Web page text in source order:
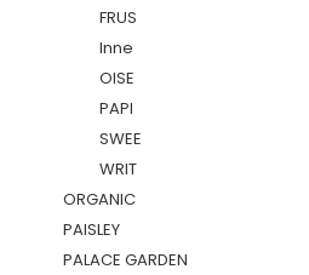
FRUS
Inne
OISE
PAPI
SWEE
WRIT
ORGANIC
PAISLEY
PALACE GARDEN